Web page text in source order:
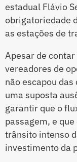
estadual Flávio
obrigatoriedade
as estações de
Apesar de
vereadores de
não escapou
uma suposta
garantir que o
passagem, e
trânsito intenso
investimento da